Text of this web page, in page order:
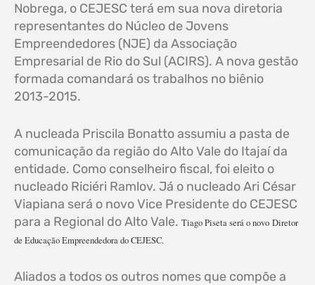
Nobrega, o CEJESC terá em sua nova diretoria
representantes do Núcleo de Jovens
Empreendedores (NJE) da Associação
Empresarial de Rio do Sul (ACIRS). A nova gestão
formada comandará os trabalhos no biênio
2013-2015.
A nucleada Priscila Bonatto assumiu a pasta de
comunicação da região do Alto Vale do Itajaí da
entidade. Como conselheiro fiscal, foi eleito o
nucleado Riciéri Ramlov. Já o nucleado Ari César
Viapiana será o novo Vice Presidente do CEJESC
para a Regional do Alto Vale. Tiago Piseta será o novo Diretor
de Educação Empreendedora do CEJESC.
Aliados a todos os outros nomes que compõe a